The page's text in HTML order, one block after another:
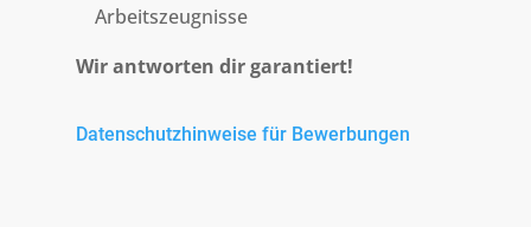
Arbeitszeugnisse
Wir antworten dir garantiert!
Datenschutzhinweise für Bewerbungen